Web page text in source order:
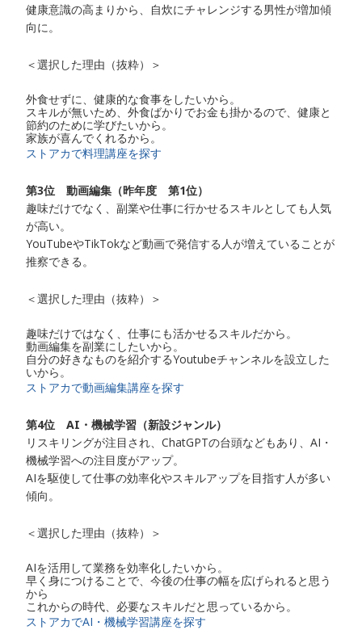
健康意識の高まりから、自炊にチャレンジする男性が増加傾
向に。
＜選択した理由（抜粋）＞
外食せずに、健康的な食事をしたいから。
スキルが無いため、外食ばかりでお金も掛かるので、健康と
節約のために学びたいから。
家族が喜んでくれるから。
ストアカで料理講座を探す
第3位 動画編集（昨年度 第1位）
趣味だけでなく、副業や仕事に行かせるスキルとしても人気
が高い。
YouTubeやTikTokなど動画で発信する人が増えていることが
推察できる。
＜選択した理由（抜粋）＞
趣味だけではなく、仕事にも活かせるスキルだから。
動画編集を副業にしたいから。
自分の好きなものを紹介するYoutubeチャンネルを設立した
いから。
ストアカで動画編集講座を探す
第4位 AI・機械学習（新設ジャンル）
リスキリングが注目され、ChatGPTの台頭などもあり、AI・
機械学習への注目度がアップ。
AIを駆使して仕事の効率化やスキルアップを目指す人が多い
傾向。
＜選択した理由（抜粋）＞
AIを活用して業務を効率化したいから。
早く身につけることで、今後の仕事の幅を広げられると思う
から
これからの時代、必要なスキルだと思っているから。
ストアカでAI・機械学習講座を探す